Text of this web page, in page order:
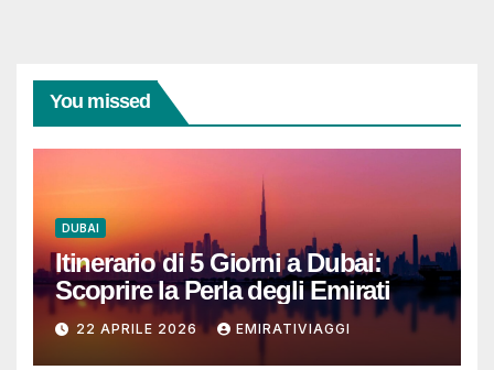
You missed
DUBAI
Itinerario di 5 Giorni a Dubai:
Scoprire la Perla degli Emirati
22 APRILE 2026 EMIRATIVIAGGI